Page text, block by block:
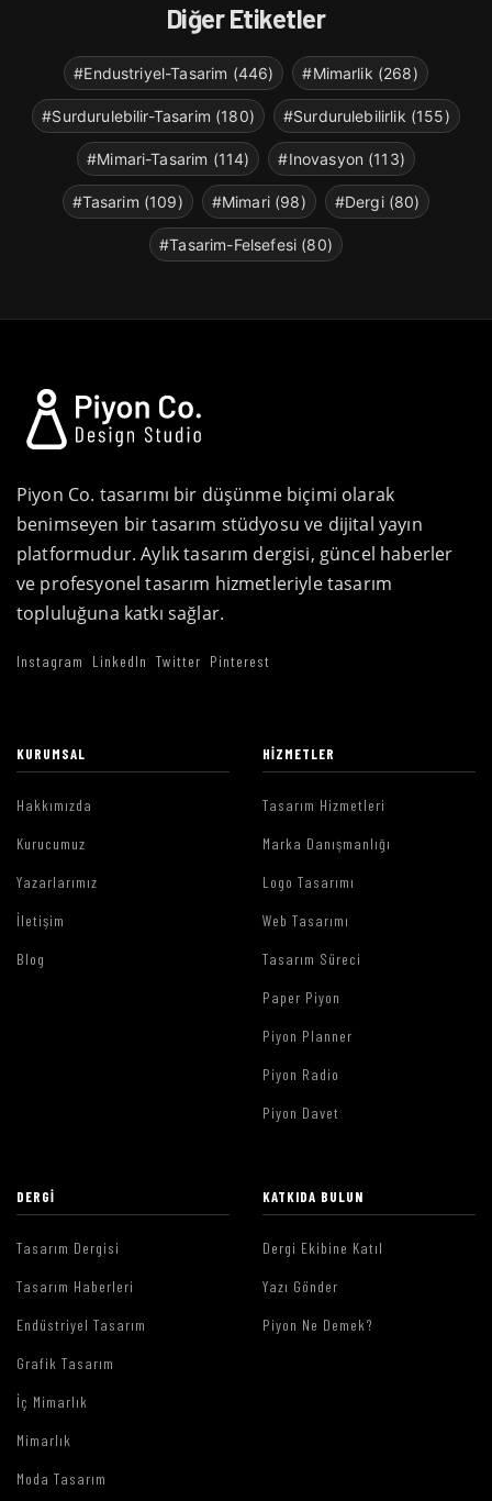
Diğer Etiketler
#Endustriyel-Tasarim (446) #Mimarlik (268)
#Surdurulebilir-Tasarim (180) #Surdurulebilirlik (155)
#Mimari-Tasarim (114) #Inovasyon (113)
#Tasarim (109) #Mimari (98) #Dergi (80)
#Tasarim-Felsefesi (80)
Piyon Co. tasarımı bir düşünme biçimi olarak
benimseyen bir tasarım stüdyosu ve dijital yayın
platformudur. Aylık tasarım dergisi, güncel haberler
ve profesyonel tasarım hizmetleriyle tasarım
topluluğuna katkı sağlar.
Instagram LinkedIn Twitter Pinterest
KURUMSAL
Hakkımızda
Kurucumuz
Yazarlarımız
İletişim
Blog
HIZMETLER
Tasarım Hizmetleri
Marka Danışmanlığı
Logo Tasarımı
Web Tasarımı
Tasarım Süreci
Paper Piyon
Piyon Planner
Piyon Radio
Piyon Davet
DERGI
Tasarım Dergisi
Tasarım Haberleri
Endüstriyel Tasarım
Grafik Tasarım
İç Mimarlık
Mimarlık
Moda Tasarım
KATKIDA BULUN
Dergi Ekibine Katıl
Yazı Gönder
Piyon Ne Demek?